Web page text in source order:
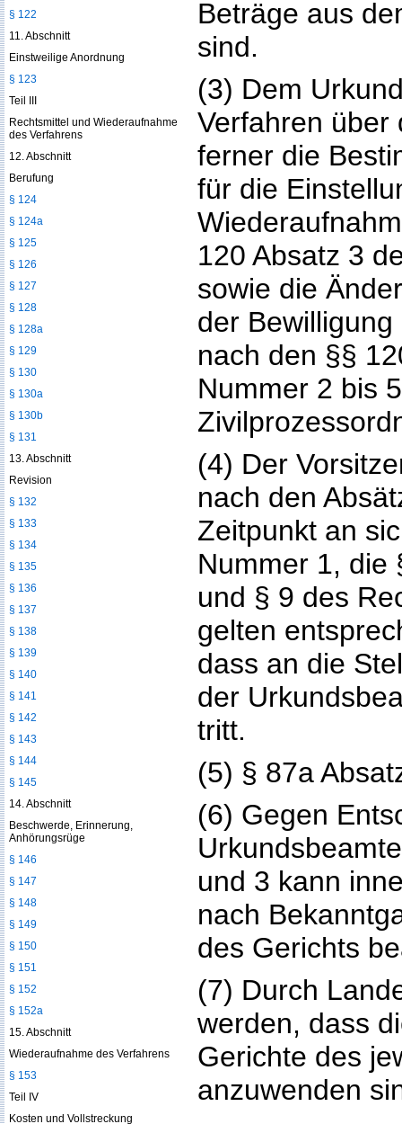
Beträge aus
sind.
(3) Dem
Verfahren über
ferner die
für die
120 Absatz 3
sowie die
der
nach den §§
Nummer 2 bis
(4) Der
nach den
Zeitpunkt an
Nummer 1, die
und § 9 des
gelten
dass an die
der
tritt.
(5) § 87a
(6) Gegen
und 3 kann
nach
des Gerichts
(7) Durch
werden, dass
Gerichte des
anzuwenden
§ 122
11. Abschnitt
Einstweilige Anordnung
§ 123
Teil III
Rechtsmittel und Wiederaufnahme
des Verfahrens
12. Abschnitt
Berufung
§ 124
§ 124a
§ 125
§ 126
§ 127
§ 128
§ 128a
§ 129
§ 130
§ 130a
§ 130b
§ 131
13. Abschnitt
Revision
§ 132
§ 133
§ 134
§ 135
§ 136
§ 137
§ 138
§ 139
§ 140
§ 141
§ 142
§ 143
§ 144
§ 145
14. Abschnitt
Beschwerde, Erinnerung,
Anhörungsrüge
§ 146
§ 147
§ 148
§ 149
§ 150
§ 151
§ 152
§ 152a
15. Abschnitt
Wiederaufnahme des Verfahrens
§ 153
Teil IV
Kosten und Vollstreckung